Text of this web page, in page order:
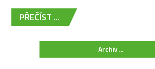
PŘEČÍST ...
Archiv ...